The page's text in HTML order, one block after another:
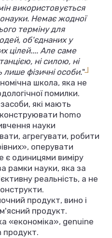
використовується
Немає жодної
терміну для
об'єднаних у
цілей.... Але саме
ні силою, ні
фізичні особи."L
школа, яка не
помилки.
які мають
homo
науки
агрегувати, робити
оперувати
є одиницями виміру
рамки науки, яка за
реальність, а не
продукт, вино і
продукт.
«економіка», genuine
продукт.